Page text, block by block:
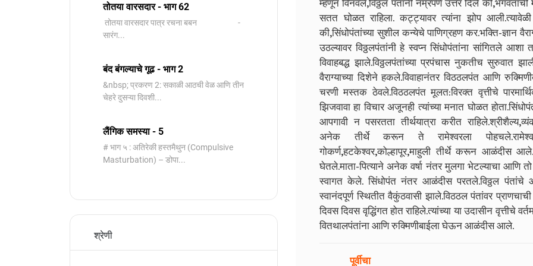
तोतया वारसदार - भाग 62
तोतया वारसदार पात्र रचना बबन -
सारंग...
बंद बंगल्याचे गूढ - भाग 2
&nbsp; प्रकरण 2: सकाळी आठची वेळ आणि तीन
चेहरे दुसऱ्या दिवशी...
लैंगिक समस्या - 5
# भाग ५ : अतिरेकी हस्तमैथुन (Compulsive
Masturbation) – डोपा...
श्रेणी
म्हणून विनवले,विठ्ठल पंतांनी नम्रपणे उत्तर दिले
सतत घोळत राहिला. कट्ट्यावर त्यांना झोप
की,सिंधोपंतांच्या सुशील कन्येचे पाणिग्रहण कर.भक्ति-ज्ञान
उठल्यावर विठ्ठलपंतांनी हे स्वप्न सिंधोपंतांना सांगितले
विवाहबद्ध झाले.विठ्ठलपंतांच्या प्रपंचास नुकतीच
वैराग्याच्या दिशेने हकले.विवाहानंतर विठठलपंत आणि
चरणी मस्तक ठेवले.विठठलपंत मूलत:विरक्त वृत्तीचे
झिजवावा हा विचार अजूनही त्यांच्या मनात घोळत
आपगावी न पसरतता तीर्थयात्रा करीत
अनेक तीर्थे करून ते रामेश्वरला
गोकर्ण,हटकेश्वर,कोल्हापूर,माहुली तीर्थे करून आळंदीस
घेतले.माता-पित्याने अनेक वर्षा नंतर मुलगा भेटल्याचा आणि
स्वागत केले. सिंधोपंत नंतर आळंदीस परतले.विठ्ठल
स्वानंदपूर्ण स्थितीत वैकुंठवासी झाले.विठठल पंतांवर प्राणचाची
दिवस दिवस वृद्धिंगत होत राहिले.त्यांच्या या उदासीन
वितथालपंतांना आणि रुक्मिणीबाईला घेऊन आळंदीस आले.
पूर्वीचा